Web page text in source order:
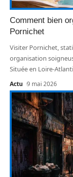
Comment bien
Pornichet
Visiter Pornichet,
organisation
Située en Loire-
Actu 9 mai 2026